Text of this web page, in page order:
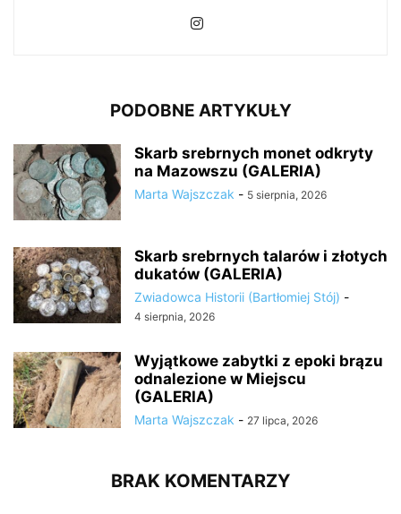
PODOBNE ARTYKUŁY
Skarb srebrnych monet odkryty
na Mazowszu (GALERIA)
Marta Wajszczak - 5 sierpnia, 2026
Skarb srebrnych talarów i złotych
dukatów (GALERIA)
Zwiadowca Historii (Bartłomiej Stój) -
4 sierpnia, 2026
Wyjątkowe zabytki z epoki brązu
odnalezione w Miejscu
(GALERIA)
Marta Wajszczak - 27 lipca, 2026
BRAK KOMENTARZY